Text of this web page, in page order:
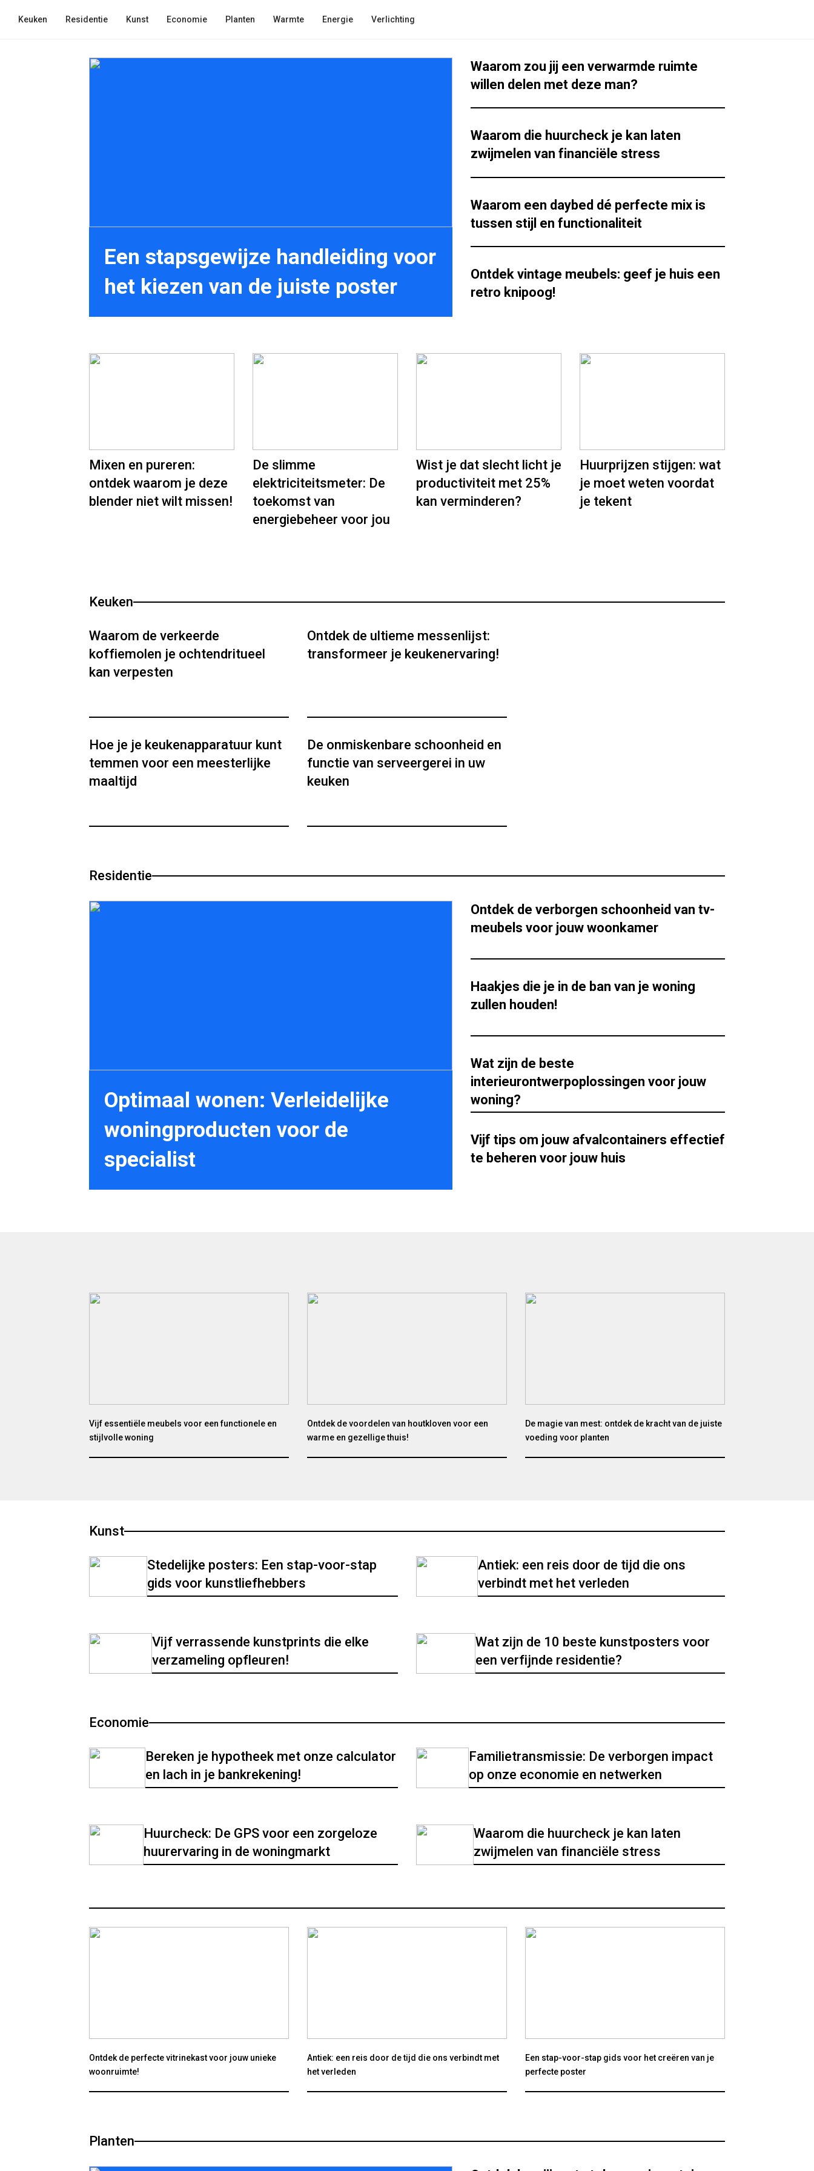
Keuken Residentie Kunst Economie Planten Warmte Energie Verlichting
Een stapsgewijze handleiding voor
het kiezen van de juiste poster
Waarom zou jij een verwarmde ruimte
willen delen met deze man?
Waarom die huurcheck je kan laten
zwijmelen van financiële stress
Waarom een daybed dé perfecte mix is
tussen stijl en functionaliteit
Ontdek vintage meubels: geef je huis een
retro knipoog!
Mixen en pureren:
ontdek waarom je deze
blender niet wilt missen!
De slimme
elektriciteitsmeter: De
toekomst van
energiebeheer voor jou
Wist je dat slecht licht je
productiviteit met 25%
kan verminderen?
Huurprijzen stijgen: wat
je moet weten voordat
je tekent
Keuken
Waarom de verkeerde
koffiemolen je ochtendritueel
kan verpesten
Hoe je je keukenapparatuur kunt
temmen voor een meesterlijke
maaltijd
Ontdek de ultieme messenlijst:
transformeer je keukenervaring!
De onmiskenbare schoonheid en
functie van serveergerei in uw
keuken
Residentie
Optimaal wonen: Verleidelijke
woningproducten voor de
specialist
Ontdek de verborgen schoonheid van tv-
meubels voor jouw woonkamer
Haakjes die je in de ban van je woning
zullen houden!
Wat zijn de beste
interieurontwerpoplossingen voor jouw
woning?
Vijf tips om jouw afvalcontainers effectief
te beheren voor jouw huis
Vijf essentiële meubels voor een functionele en
stijlvolle woning
Ontdek de voordelen van houtkloven voor een
warme en gezellige thuis!
De magie van mest: ontdek de kracht van de juiste
voeding voor planten
Kunst
Stedelijke posters: Een stap-voor-stap
gids voor kunstliefhebbers
Antiek: een reis door de tijd die ons
verbindt met het verleden
Vijf verrassende kunstprints die elke
verzameling opfleuren!
Wat zijn de 10 beste kunstposters voor
een verfijnde residentie?
Economie
Bereken je hypotheek met onze calculator
en lach in je bankrekening!
Familietransmissie: De verborgen impact
op onze economie en netwerken
Huurcheck: De GPS voor een zorgeloze
huurervaring in de woningmarkt
Waarom die huurcheck je kan laten
zwijmelen van financiële stress
Ontdek de perfecte vitrinekast voor jouw unieke
woonruimte!
Antiek: een reis door de tijd die ons verbindt met
het verleden
Een stap-voor-stap gids voor het creëren van je
perfecte poster
Planten